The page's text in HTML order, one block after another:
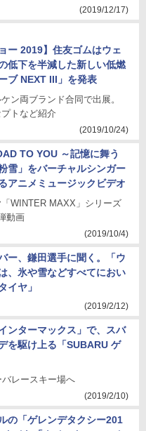
(2019/12/17)
ー 2019】住友ゴムはウェ
低下を半減した新しい低燃
ブ NEXT III」を発表
ン両ブランド合同で出展。
トなど紹介
(2019/10/24)
TO YOU ～記憶に舞う
雪」をバーチャルシンガー
アニメミュージックビデオ
WINTER MAXX」シリーズ
動画
(2019/10/4)
ー、鎌田選手に聞く。「ウ
、氷や雪などすべてにおい
イヤ」
(2019/2/12)
ンターマックス」で、スバ
を駆け上る「SUBARU ゲ
レースキー場へ
(2019/2/10)
の「ゲレンデタクシー201